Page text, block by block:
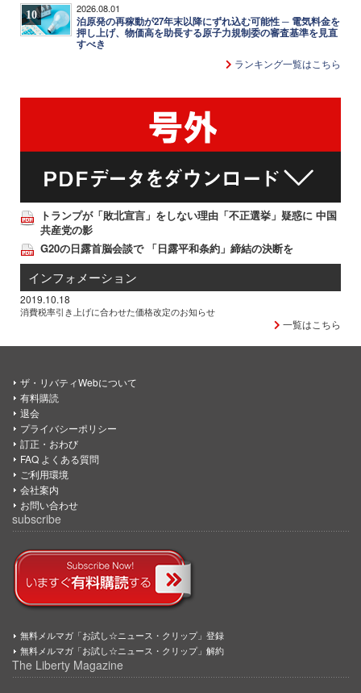
10 2026.08.01
泊原発の再稼動が27年末以降にずれ込む可能性 ─ 電気料金を
押し上げ、物価高を助長する原子力規制委の審査基準を見直
すべき
ランキング一覧はこちら
トランプが「敗北宣言」をしない理由「不正選挙」疑惑に 中国
共産党の影
G20の日露首脳会談で 「日露平和条約」締結の決断を
インフォメーション
2019.10.18
消費税率引き上げに合わせた価格改定のお知らせ
一覧はこちら
ザ・リバティWebについて
有料購読
退会
プライバシーポリシー
訂正・おわび
FAQ よくある質問
ご利用環境
会社案内
お問い合わせ
subscribe
無料メルマガ「お試し☆ニュース・クリップ」登録
無料メルマガ「お試し☆ニュース・クリップ」解約
The Liberty Magazine